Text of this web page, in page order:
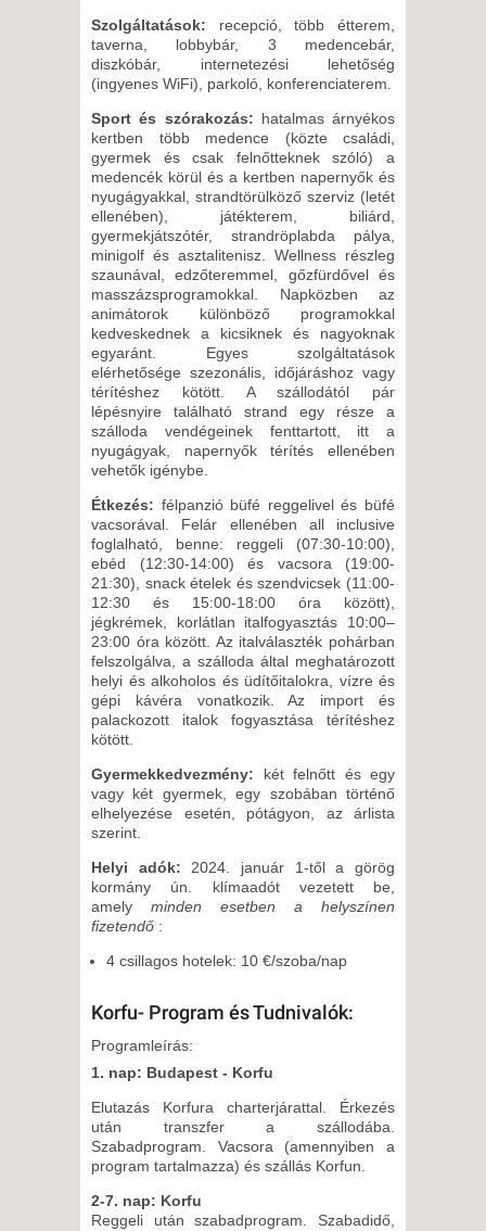
Szolgáltatások: recepció, több étterem,
taverna, lobbybár, 3 medencebár,
diszkóbár, internetezési lehetőség
(ingyenes WiFi), parkoló, konferenciaterem.
Sport és szórakozás: hatalmas árnyékos
kertben több medence (közte családi,
gyermek és csak felnőtteknek szóló) a
medencék körül és a kertben napernyők és
nyugágyakkal, strandtörülköző szerviz (letét
ellenében), játékterem, biliárd,
gyermekjátszótér, strandröplabda pálya,
minigolf és asztalitenisz. Wellness részleg
szaunával, edzőteremmel, gőzfürdővel és
masszázsprogramokkal. Napközben az
animátorok különböző programokkal
kedveskednek a kicsiknek és nagyoknak
egyaránt. Egyes szolgáltatások
elérhetősége szezonális, időjáráshoz vagy
térítéshez kötött. A szállodától pár
lépésnyire található strand egy része a
szálloda vendégeinek fenttartott, itt a
nyugágyak, napernyők térítés ellenében
vehetők igénybe.
Étkezés: félpanzió büfé reggelivel és büfé
vacsorával. Felár ellenében all inclusive
foglalható, benne: reggeli (07:30-10:00),
ebéd (12:30-14:00) és vacsora (19:00-
21:30), snack ételek és szendvicsek (11:00-
12:30 és 15:00-18:00 óra között),
jégkrémek, korlátlan italfogyasztás 10:00–
23:00 óra között. Az italválaszték pohárban
felszolgálva, a szálloda által meghatározott
helyi és alkoholos és üdítőitalokra, vízre és
gépi kávéra vonatkozik. Az import és
palackozott italok fogyasztása térítéshez
kötött.
Gyermekkedvezmény: két felnőtt és egy
vagy két gyermek, egy szobában történő
elhelyezése esetén, pótágyon, az árlista
szerint.
Helyi adók: 2024. január 1-től a görög
kormány ún. klímaadót vezetett be,
amely minden esetben a helyszínen
fizetendő :
4 csillagos hotelek: 10 €/szoba/nap
Korfu- Program és Tudnivalók:
Programleírás:
1. nap: Budapest - Korfu
Elutazás Korfura charterjárattal. Érkezés
után transzfer a szállodába.
Szabadprogram. Vacsora (amennyiben a
program tartalmazza) és szállás Korfun.
2-7. nap: Korfu
Reggeli után szabadprogram. Szabadidő,